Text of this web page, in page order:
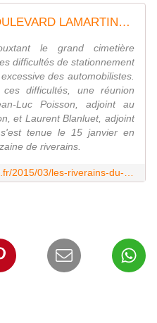
- LES RIVERAINS DU BOULEVARD LAMARTINE A ORLÉANS se mobilisent pour préserver leur qualité de vie - VIVRE AUTREMENT VOS LOISIRS avec Clodelle
le grand cimetière
difficultés de stationnement
des automobilistes.
difficultés, une réunion
Luc Poisson, adjoint au
et Laurent Blanluet, adjoint
tenue le 15 janvier en
de riverains.